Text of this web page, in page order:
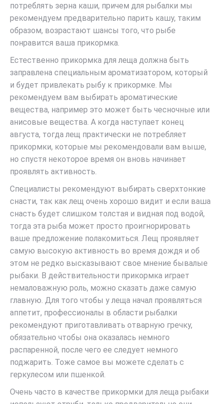
потреблять зерна каши, причем для рыбалки мы
рекомендуем предварительно парить кашу, таким
образом, возрастают шансы того, что рыбе
понравится ваша прикормка.
Естественно прикормка для леща должна быть
заправлена специальным ароматизатором, который
и будет привлекать рыбу к прикормке. Мы
рекомендуем вам выбирать ароматические
вещества, например это может быть чесночные или
анисовые вещества. А когда наступает конец
августа, тогда лещ практически не потребляет
прикормки, которые мы рекомендовали вам выше,
но спустя некоторое время он вновь начинает
проявлять активность.
Специалисты рекомендуют выбирать сверхтонкие
снасти, так как лещ очень хорошо видит и если ваша
снасть будет слишком толстая и видная под водой,
тогда эта рыба может просто проигнорировать
ваше предложение полакомиться. Лещ проявляет
самую высокую активность во время дождя и об
этом не редко высказывают свое мнение бывалые
рыбаки. В действительности прикормка играет
немаловажную роль, можно сказать даже самую
главную. Для того чтобы у леща начал проявляться
аппетит, профессионалы в области рыбалки
рекомендуют приготавливать отварную гречку,
обязательно чтобы она оказалась немного
распаренной, после чего ее следует немного
поджарить. Тоже самое вы можете сделать с
геркулесом или пшенкой.
Очень часто в качестве прикормки для леща рыбаки